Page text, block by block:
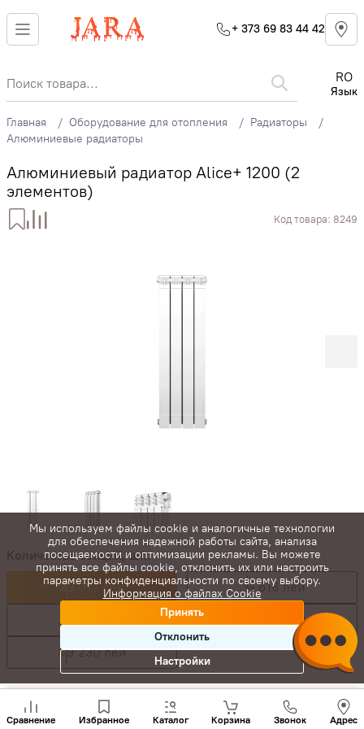
+ 373 69 83 44 42
RO
Язык
Главная Оборудование для отопления
Радиаторы
Алюминиевые радиаторы
Алюминиевый радиатор Alice+ 1200 (2
элементов)
Код товара: 8249
Количество секций, шт.:
23 077 лей 34 616 лей
4 7 693 лей
69 230 лей
3 517
3 077 лей - +
Сравнение Избранное Каталог Корзина Звонок Адрес
нам
+(373)
Мы используем файлы cookie и аналогичные технологии
для обеспечения надежной работы сайта, анализа
посещаемости и оптимизации рекламы. Вы можете
принять все файлы cookie, отклонить их или настроить
параметры конфиденциальности по своему выбору.
Информация о файлах Cookie
Принять
Отклонить
Настройки